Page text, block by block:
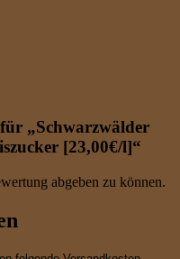
„Schwarzwälder
[23,00€/l]“
abgeben zu können.